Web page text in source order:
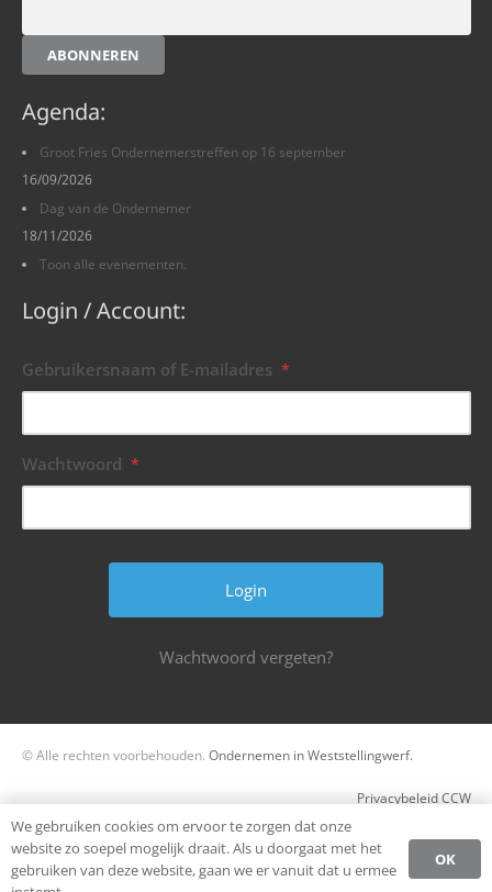
ABONNEREN
Agenda:
Groot Fries Ondernemerstreffen op 16 september
16/09/2026
Dag van de Ondernemer
18/11/2026
Toon alle evenementen.
Login / Account:
Gebruikersnaam of E-mailadres *
Wachtwoord *
Wachtwoord vergeten?
© Alle rechten voorbehouden. Ondernemen in Weststellingwerf.
Privacybeleid CCW
Register
Login
We gebruiken cookies om ervoor te zorgen dat onze
website zo soepel mogelijk draait. Als u doorgaat met het
gebruiken van deze website, gaan we er vanuit dat u ermee
OK